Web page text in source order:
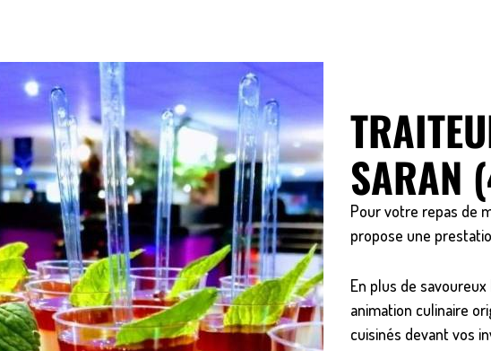
SARAN
Pour votre repas de
propose une
En plus de
animation culinaire
cuisinés devant vos